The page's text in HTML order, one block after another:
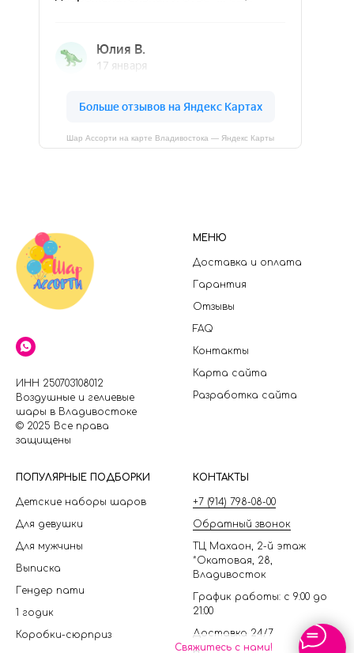
Свяжитесь с нами!
Шар Ассорти на карте Владивостока — Яндекс Карты
ИНН 250703108012
Воздушные и гелиевые
шары в Владивостоке
© 2025 Все права
защищены
МЕНЮ
Доставка и оплата
Гарантия
Отзывы
FAQ
Контакты
Карта сайта
Разработка сайта
ПОПУЛЯРНЫЕ ПОДБОРКИ
Детские наборы шаров
Для девушки
Для мужчины
Выписка
Гендер пати
1 годик
Коробки-сюрприз
КОНТАКТЫ
+7 (914) 798-08-00
Обратный звонок
ТЦ Махаон, 2-й этаж
*Окатовая, 28,
Владивосток
График работы: с 9:00 до
21:00
Доставка 24/7